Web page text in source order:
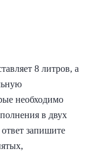
8 литров, а
необходимо
в двух
запишите